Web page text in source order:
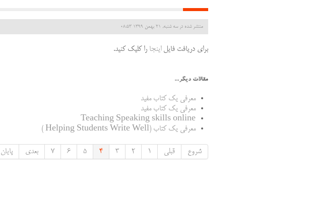
منتشر شده در سه شنبه, 21 بهمن 1399 08:53
برای دریافت فایلاینجا را کلیک کنید.
مقالات دیگر...
معرفی یک کتاب مفید
معرفی یک کتاب مفید
Teaching Speaking skills online
معرفی یک کتاب (Helping Students Write Well )
شروع قبلی 1
2
3
4
5
6
7 بعدی پایان